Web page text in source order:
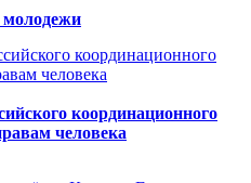
молодежи
координационного
человека